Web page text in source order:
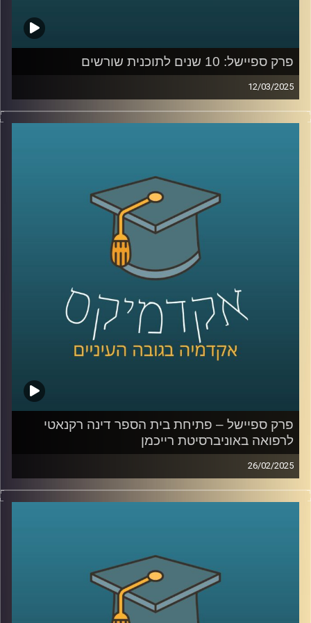
פרק ספיישל: 10 שנים לתוכנית שורשים
12/03/2025
תוכנית שורשים
באוניברסיטת רייכמן פועלת מאז 2016 במטרה
לשלב פצועי ופצועות צה”ל בעולם האקדמיה כחלק מתהליך
אירחתי את רייצ’ל טומס רזניק – מנהלת מרכז הנגישות וכישורי
הלמידה והתוכנית, נעם שייר ויובל תמיר – חונכים בתוכנית,
ורועי משה – משתתף במסלול.
בואו לשמוע על הדרך, האתגרים וההשפעה האדירה של
שורשים על חייהם של רבים!
קרדיט תמונות:AudioVersity
פרק ספיישל – פתיחת בית הספר דינה רקנאטי
לרפואה באוניברסיטת רייכמן
26/02/2025
אוניברסיטת רייכמן ממשיכה להתרחב ולהתבסס, והפעם עם
הקמת בית הספר לרפואה על שם דינה רקנאטי. כיום, רק 30%
באירוע הפתיחה התקיים טקס ה”חלוק הלבן”, המסמן את
תחילת הלימודים הקליניים של הסטודנטים ואת מחויבותם
לערכי הרפואה. במסגרת הטקס קיבלו הסטודנטים את חלוקי